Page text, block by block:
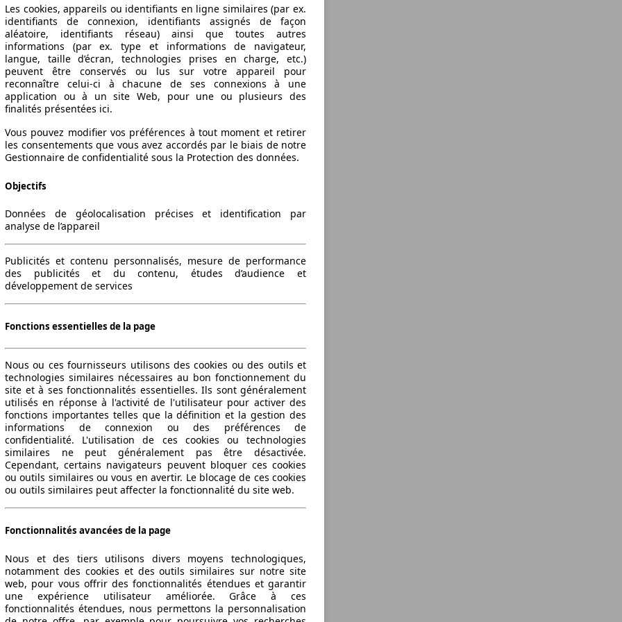
Leistung Verbrauch
120 KW (163 PS)
120 KW (163 PS)
Les cookies, appareils ou identifiants en ligne similaires (par ex.
identifiants de connexion, identifiants assignés de façon
aléatoire, identifiants réseau) ainsi que toutes autres
informations (par ex. type et informations de navigateur,
langue, taille d’écran, technologies prises en charge, etc.)
peuvent être conservés ou lus sur votre appareil pour
reconnaître celui-ci à chacune de ses connexions à une
application ou à un site Web, pour une ou plusieurs des
finalités présentées ici.
Vous pouvez modifier vos préférences à tout moment et retirer
les consentements que vous avez accordés par le biais de notre
Gestionnaire de confidentialité sous la Protection des données.
Objectifs
Données de géolocalisation précises et identification par
analyse de l’appareil
Publicités et contenu personnalisés, mesure de performance
des publicités et du contenu, études d’audience et
développement de services
Fonctions essentielles de la page
Nous ou ces fournisseurs utilisons des cookies ou des outils et
technologies similaires nécessaires au bon fonctionnement du
site et à ses fonctionnalités essentielles. Ils sont généralement
utilisés en réponse à l'activité de l'utilisateur pour activer des
fonctions importantes telles que la définition et la gestion des
informations de connexion ou des préférences de
confidentialité. L'utilisation de ces cookies ou technologies
similaires ne peut généralement pas être désactivée.
Cependant, certains navigateurs peuvent bloquer ces cookies
ou outils similaires ou vous en avertir. Le blocage de ces cookies
ou outils similaires peut affecter la fonctionnalité du site web.
Fonctionnalités avancées de la page
Nous et des tiers utilisons divers moyens technologiques,
notamment des cookies et des outils similaires sur notre site
web, pour vous offrir des fonctionnalités étendues et garantir
une expérience utilisateur améliorée. Grâce à ces
fonctionnalités étendues, nous permettons la personnalisation